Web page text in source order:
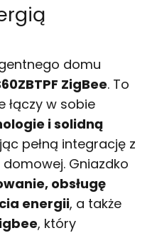
domu
ZigBee. To
łączy w sobie
i solidną
pełną integrację z
Gniazdko
obsługę
energii, a także
, który